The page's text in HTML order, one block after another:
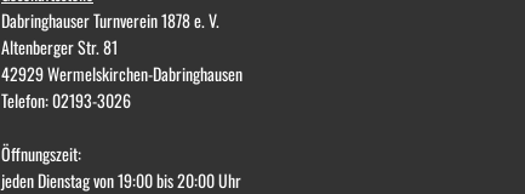
Dabringhauser Turnverein 1878 e. V.
Altenberger Str. 81
42929 Wermelskirchen-Dabringhausen
Telefon: 02193-3026
Öffnungszeit:
jeden Dienstag von 19:00 bis 20:00 Uhr